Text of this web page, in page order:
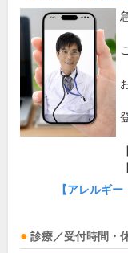
【アレルギ
診療／受付時間・